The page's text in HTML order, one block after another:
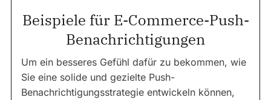
Beispiele für E-Commerce-Push-
Benachrichtigungen
Um ein besseres Gefühl dafür zu bekommen, wie
Sie eine solide und gezielte Push-
Benachrichtigungsstrategie entwickeln können,